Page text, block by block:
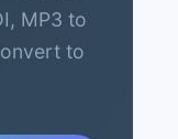
MP3 to
to